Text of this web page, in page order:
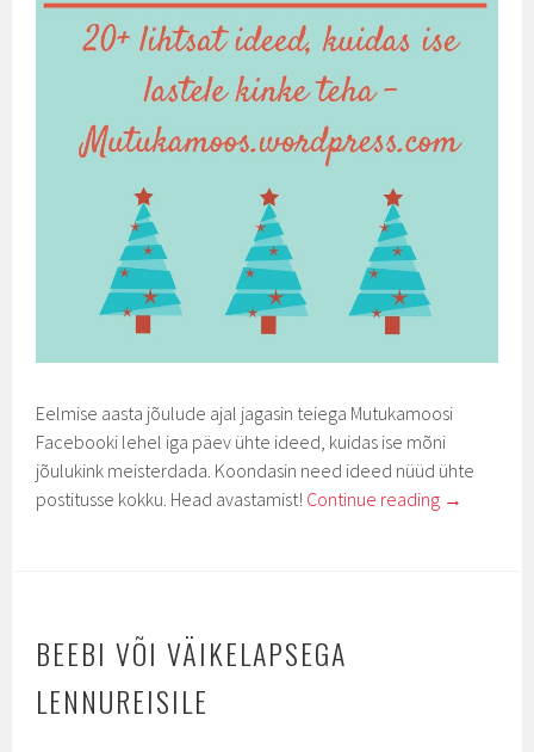
Eelmise aasta jõulude ajal jagasin teiega Mutukamoosi
Facebooki lehel iga päev ühte ideed, kuidas ise mõni
jõulukink meisterdada. Koondasin need ideed nüüd ühte
postitusse kokku. Head avastamist! Continue reading →
BEEBI VÕI VÄIKELAPSEGA
LENNUREISILE